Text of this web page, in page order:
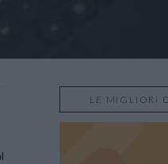
LE MIGLIORI